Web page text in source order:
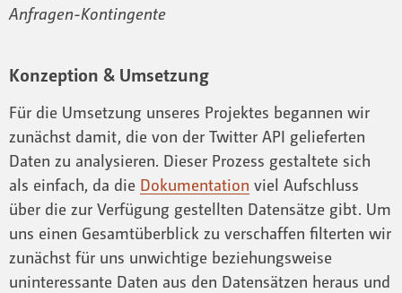
Anfragen-Kontingente
Konzeption & Umsetzung
Für die Umsetzung unseres Projektes begannen wir
zunächst damit, die von der Twitter API gelieferten
Daten zu analysieren. Dieser Prozess gestaltete sich
als einfach, da die Dokumentation viel Aufschluss
über die zur Verfügung gestellten Datensätze gibt. Um
uns einen Gesamtüberblick zu verschaffen filterten wir
zunächst für uns unwichtige beziehungsweise
uninteressante Daten aus den Datensätzen heraus und